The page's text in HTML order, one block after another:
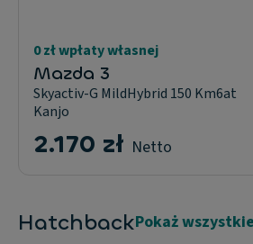
0 zł wpłaty własnej
Mazda 3
Skyactiv-G MildHybrid 150 Km6at
Kanjo
2.170 zł Netto
HatchbackPokaż